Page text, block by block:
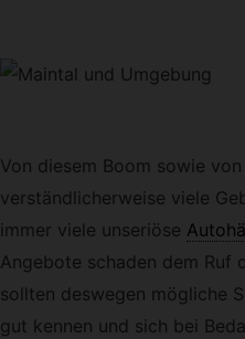
Von diesem Boom sowie
verständlicherweise viele
immer viele unseriöse
Angebote schaden dem Ruf
sollten deswegen mögliche
gut kennen und sich bei